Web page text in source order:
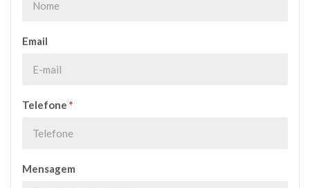
Email
Telefone *
Mensagem